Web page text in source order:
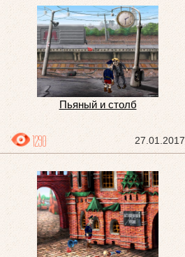
Пьяный и столб
27.01.2017
1290